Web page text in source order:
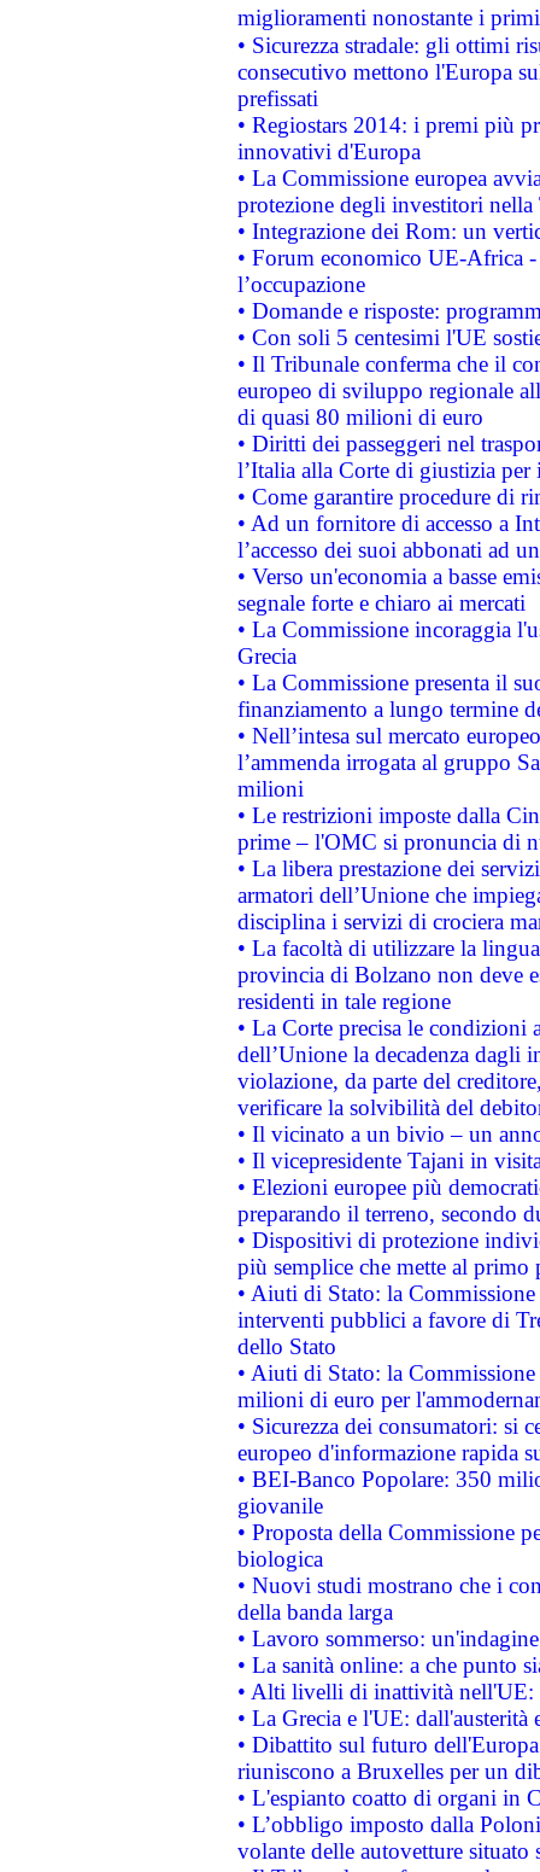
miglioramenti nonostante i
• Sicurezza stradale: gli ottimi
consecutivo mettono l'Europa
prefissati
• Regiostars 2014: i premi più
innovativi d'Europa
• La Commissione europea
protezione degli investitori
• Integrazione dei Rom: un
• Forum economico UE-Africa -
l’occupazione
• Domande e risposte:
• Con soli 5 centesimi l'UE
• Il Tribunale conferma che il
europeo di sviluppo regionale
di quasi 80 milioni di euro
• Diritti dei passeggeri nel
l’Italia alla Corte di giustizia
• Come garantire procedure di
• Ad un fornitore di accesso a
l’accesso dei suoi abbonati ad
• Verso un'economia a basse
segnale forte e chiaro ai mercati
• La Commissione incoraggia
Grecia
• La Commissione presenta il
finanziamento a lungo termine
• Nell’intesa sul mercato
l’ammenda irrogata al gruppo
milioni
• Le restrizioni imposte dalla
prime – l'OMC si pronuncia di
• La libera prestazione dei
armatori dell’Unione che
disciplina i servizi di crociera
• La facoltà di utilizzare la
provincia di Bolzano non deve
residenti in tale regione
• La Corte precisa le
dell’Unione la decadenza dagli
violazione, da parte del
verificare la solvibilità del
• Il vicinato a un bivio – un
• Il vicepresidente Tajani in
• Elezioni europee più
preparando il terreno, secondo
• Dispositivi di protezione
più semplice che mette al primo
• Aiuti di Stato: la
interventi pubblici a favore di
dello Stato
• Aiuti di Stato: la
milioni di euro per
• Sicurezza dei consumatori: si
europeo d'informazione rapida
• BEI-Banco Popolare: 350
giovanile
• Proposta della Commissione
biologica
• Nuovi studi mostrano che i
della banda larga
• Lavoro sommerso:
• La sanità online: a che punto
• Alti livelli di inattività nell'UE:
• La Grecia e l'UE: dall'austerità
• Dibattito sul futuro
riuniscono a Bruxelles per un
• L'espianto coatto di organi in
• L’obbligo imposto dalla
volante delle autovetture